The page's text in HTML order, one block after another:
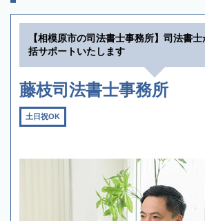
【相模原市の司法書士事務所】司法書
括サポートいたします
藤枝司法書士事務所
土日祝OK